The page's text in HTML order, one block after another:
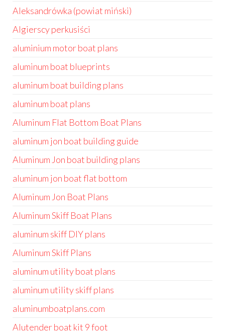
Aleksandrówka (powiat miński)
Algierscy perkusiści
aluminium motor boat plans
aluminum boat blueprints
aluminum boat building plans
aluminum boat plans
Aluminum Flat Bottom Boat Plans
aluminum jon boat building guide
Aluminum Jon boat building plans
aluminum jon boat flat bottom
Aluminum Jon Boat Plans
Aluminum Skiff Boat Plans
aluminum skiff DIY plans
Aluminum Skiff Plans
aluminum utility boat plans
aluminum utility skiff plans
aluminumboatplans.com
Alutender boat kit 9 foot